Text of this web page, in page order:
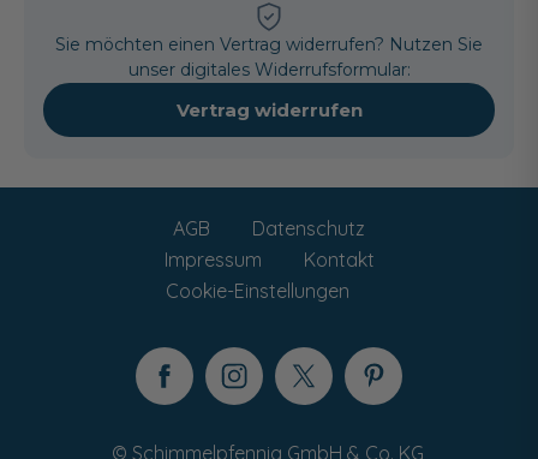
Sie möchten einen Vertrag widerrufen? Nutzen Sie
unser digitales Widerrufsformular:
Vertrag widerrufen
AGB
Datenschutz
Impressum
Kontakt
Cookie-Einstellungen
© Schimmelpfennig GmbH & Co. KG,